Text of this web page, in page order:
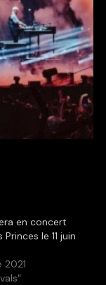
en concert
le 11 juin
2021